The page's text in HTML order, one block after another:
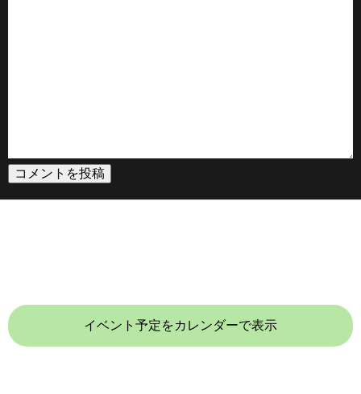
イベント予定をカレンダーで表示